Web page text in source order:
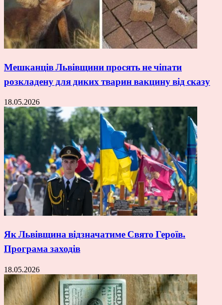
Мешканців Львівщини просять не чіпати
розкладену для диких тварин вакцину від сказу
18.05.2026
Як Львівщина відзначатиме Свято Героїв.
Програма заходів
18.05.2026